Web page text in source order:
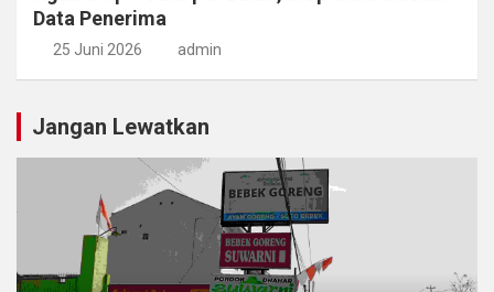
Data Penerima
25 Juni 2026 admin
Jangan Lewatkan